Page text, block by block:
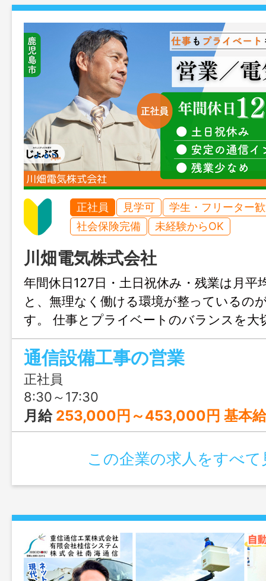
正社員 見学可
学生・フリーター
社会保険完備
未経験からOK
川畑電気株式会社
年間休日127日・土日祝休み・残業は月平
と、無理なく働ける環境が整っているの
す。 仕事とプライベートのバランスを大
安定した働き方が叶います。 1960年創業
て、医療機関や学校、金融機関など社会
インフラを支えており、景気に左右され
特長。 営業（見積・積算）と現場（工事
で、専門性を高めながら長くキャリアを
通信設備工事の営業
正社員
8:30～17:30
月給 253,000円～453,000円 基本給：250,000円〜450,000円
この企業の求人をすべて